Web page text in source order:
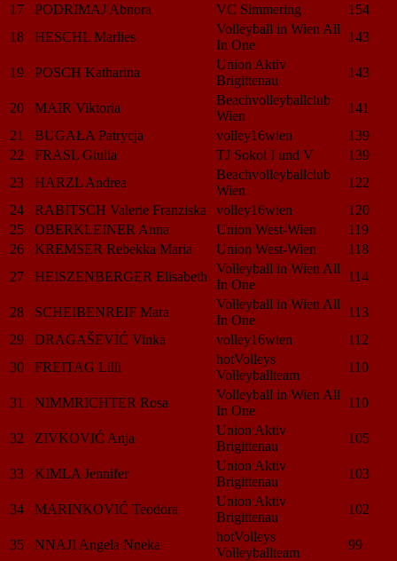
17
PODRIMAJ Abnora VC Simmering
154
18
HESCHL Marlies
Volleyball in Wien All
In One
143
19 POSCH Katharina
Union Aktiv
Brigittenau
143
20 MAIR Viktoria
Beachvolleyballclub
Wien
141
21
BUGAŁA Patrycja volley16wien
139
22
FRASL Giulia TJ Sokol I und V
139
23
HARZL Andrea
Beachvolleyballclub
Wien
122
24
RABITSCH Valerie Franziska volley16wien
120
25
OBERKLEINER Anna Union West-Wien
119
26
KREMSER Rebekka Maria Union West-Wien
118
27
HEISZENBERGER Elisabeth
Volleyball in Wien All
In One
114
28 SCHEIBENREIF Mara
Volleyball in Wien All
In One
113
29
DRAGAŠEVIĆ Vinka volley16wien
112
30
FREITAG Lilli
hotVolleys
Volleyballteam
110
31 NIMMRICHTER Rosa
Volleyball in Wien All
In One
110
32 ZIVKOVIĆ Anja
Union Aktiv
Brigittenau
105
33 KIMLA Jennifer
Union Aktiv
Brigittenau
103
34 MARINKOVIĆ Teodora
Union Aktiv
Brigittenau
102
35 NNAJI Angela Nneka
hotVolleys
Volleyballteam
99